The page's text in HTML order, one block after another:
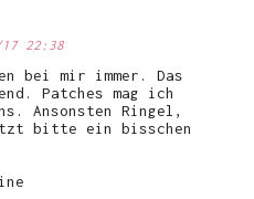
22:38
bei mir immer. Das
Patches mag ich
Ansonsten Ringel,
bitte ein bisschen